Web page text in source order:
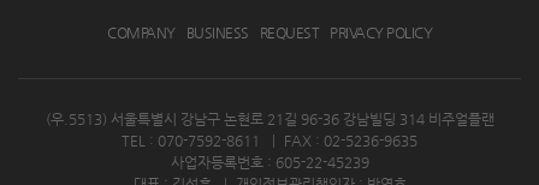
COMPANY BUSINESS REQUEST PRIVACY POLICY
(우.5513) 서울특별시 강남구 논현로 21길 96-36 강남빌딩 314 비주얼플랜
TEL : 070-7592-8611
FAX : 02-5236-9635
사업자등록번호 : 605-22-45239